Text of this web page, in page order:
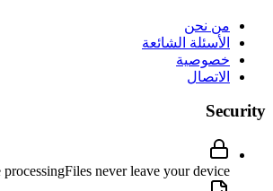
من نحن
الأسئلة الشائعة
خصوصية
الاتصال
Security
Files never leave your device